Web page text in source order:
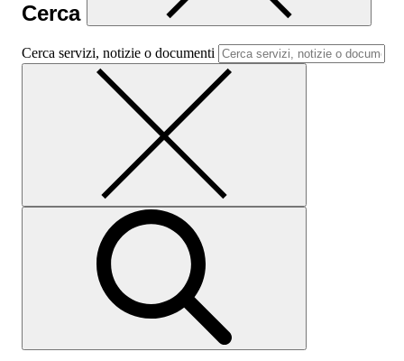
Cerca
Cerca servizi, notizie o documenti